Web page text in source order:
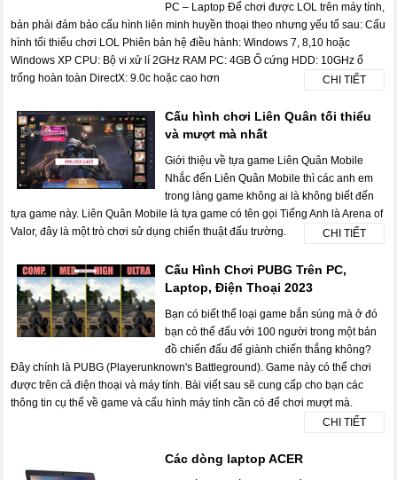
PC – Laptop Để chơi được LOL trên máy tính,
bản phải đảm bảo cấu hình liên minh huyền thoại theo nhưng yếu tố sau: Cấu
hình tối thiểu chơi LOL Phiên bản hệ điều hành: Windows 7, 8,10 hoặc
Windows XP CPU: Bộ vi xử lí 2GHz RAM PC: 4GB Ổ cứng HDD: 10GHz ổ
trống hoàn toàn DirectX: 9.0c hoặc cao hơn
CHI TIẾT
Cấu hình chơi Liên Quân tối thiểu
và mượt mà nhất
Giới thiệu về tựa game Liên Quân Mobile
Nhắc đến Liên Quân Mobile thì các anh em
trong làng game không ai là không biết đến
tựa game này. Liên Quân Mobile là tựa game có tên gọi Tiếng Anh là Arena of
Valor, đây là một trò chơi sử dụng chiến thuật đấu trường.
CHI TIẾT
Cấu Hình Chơi PUBG Trên PC,
Laptop, Điện Thoại 2023
Bạn có biết thể loại game bắn súng mà ở đó
bạn có thể đấu với 100 người trong một bản
đồ chiến đấu để giành chiến thắng không?
Đây chính là PUBG (Playerunknown's Battleground). Game này có thể chơi
được trên cả điện thoại và máy tính. Bài viết sau sẽ cung cấp cho bạn các
thông tin cụ thể về game và cấu hình máy tính cần có để chơi mượt mà.
CHI TIẾT
Các dòng laptop ACER